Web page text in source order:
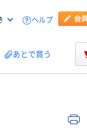
ヘルプ
あとで買う